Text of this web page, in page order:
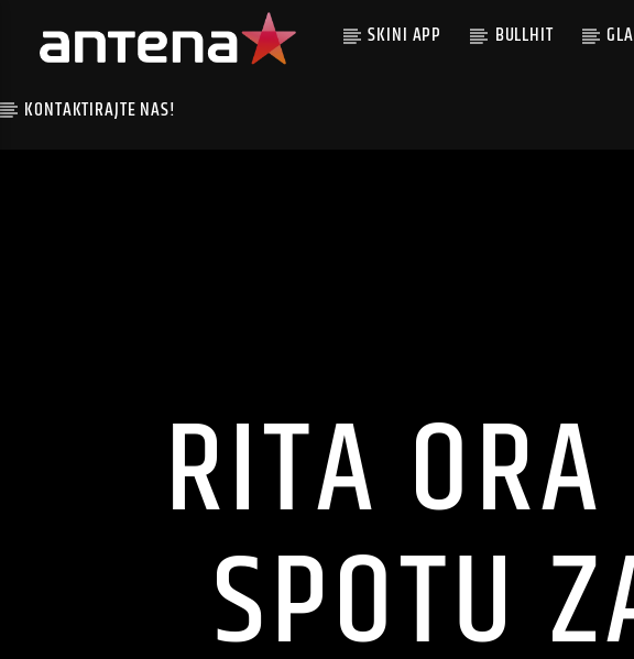
SKINI APP BULLHIT
KONTAKTIRAJTE NAS!
RITA
SPOTU